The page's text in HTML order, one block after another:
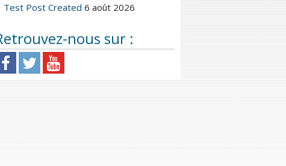
Test Post Created 6 août 2026
nous sur :